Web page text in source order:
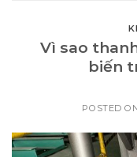
Vì sao
biến
POSTED